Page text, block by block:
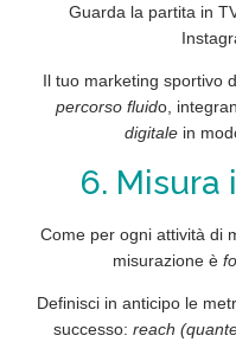
Guarda la partita in
Il tuo marketing sportivo
percorso fluido,
digitale in
6. Misura
Come per ogni attività di
misurazione è
Definisci in anticipo le
successo: reach